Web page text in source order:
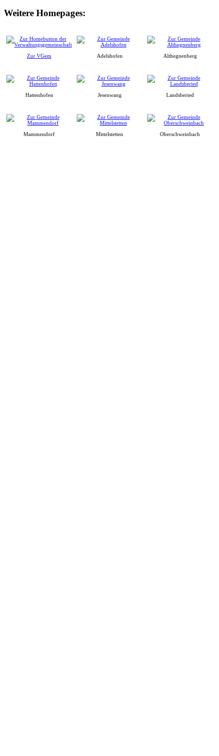
Weitere Homepages:
Zur VGem Adelshofen Althegnenberg
Hattenhofen Jesenwang Landsberied
Mammendorf Mittelstetten Oberschweinbach